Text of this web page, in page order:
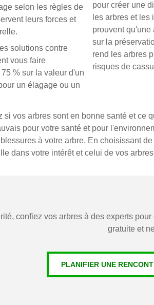
selon les règles de
leurs forces et
solutions contre
vous faire
% sur la valeur d'un
un élagage ou un
pour créer une
les arbres et
prouvent
sur la
rend les arbres
risques de
si vos arbres sont en bonne santé et ce
pour votre santé et pour
à votre arbre. En choisissant
dans votre intérêt et celui de vos
confiez vos arbres à des experts
gratuite et
PLANIFIER UNE